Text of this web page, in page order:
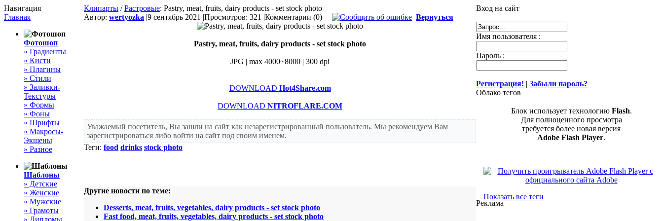
Навигация
Главная
Фотошоп
» Градиенты
» Кисти
» Плагины
» Стили
» Заливки-
Текстуры
» Формы
» Фоны
» Шрифты
» Макросы-
Экшены
» Разное
Шаблоны
» Детские
» Женские
» Мужские
» Грамоты
» Дипломы
Клипарты /Растровые: Pastry, meat, fruits, dairy products - set stock photo
Автор: wertyozka |9 сентябрь 2021 |Просмотров: 321 |Комментарии (0) Вернуться
Pastry, meat, fruits, dairy products - set stock photo
JPG | max 4000~8000 | 300 dpi
DOWNLOAD Hot4Share.com
DOWNLOAD NITROFLARE.COM
Уважаемый посетитель, Вы зашли на сайт как незарегистрированный пользователь. Мы рекомендуем Вам
зарегистрироваться либо войти на сайт под своим именем.
Теги: food drinks stock photo
Другие новости по теме:
Desserts, meat, fruits, vegetables, dairy products - set stock photo
Fast food, meat, fruits, vegetables, dairy products - set stock photo
Вход на сайт
Имя пользователя :
Пароль :
Регистрация! | Забыли пароль?
Облако тегов
Блок использует технологию Flash.
Для полноценного просмотра
требуется более новая версия
Adobe Flash Player.
Показать все теги
Реклама